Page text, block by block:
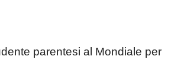
parentesi al Mondiale per